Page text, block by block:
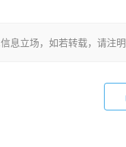
息立场，如若转载，请